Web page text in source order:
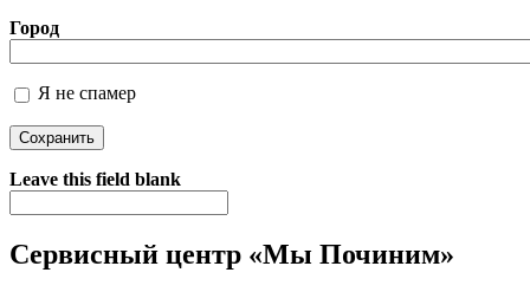
Город
Я не спамер
Я спамер
Leave this field blank
Сервисный центр «Мы Починим»